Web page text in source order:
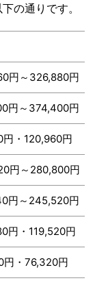
の通りです。
円～326,880円
円～374,400円
・120,960円
円～280,800円
円～245,520円
円・119,520円
円・76,320円